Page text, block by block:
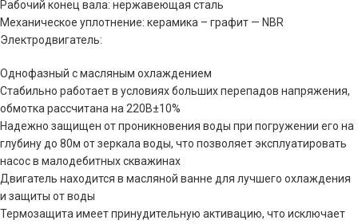
Рабочий конец вала: нержавеющая сталь
Механическое уплотнение: керамика – графит — NBR
Электродвигатель:
Однофазный с масляным охлаждением
Стабильно работает в условиях больших перепадов напряжения,
обмотка рассчитана на 220В±10%
Надежно защищен от проникновения воды при погружении его на
глубину до 80м от зеркала воды, что позволяет эксплуатировать
насос в малодебитных скважинах
Двигатель находится в масляной ванне для лучшего охлаждения
и защиты от воды
Термозащита имеет принудительную активацию, что исключает